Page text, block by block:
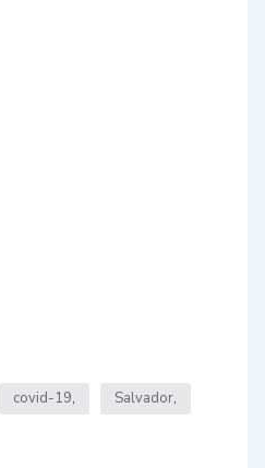
covid-19
Salvador